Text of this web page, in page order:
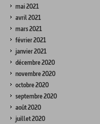
mai 2021
avril 2021
mars 2021
février 2021
janvier 2021
décembre 2020
novembre 2020
octobre 2020
septembre 2020
août 2020
juillet 2020